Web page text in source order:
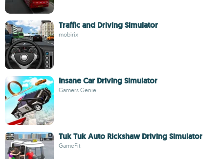
Traffic and Driving Simulator
mobirix
Insane Car Driving Simulator
Gamers Genie
Tuk Tuk Auto Rickshaw Driving Simulator
GameFit